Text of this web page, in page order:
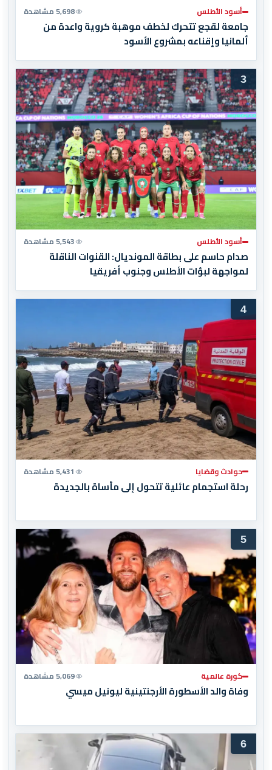
أسود الأطلس 5,698 مشاهدة
جامعة لقجع تتحرك لخطف موهبة كروية واعدة من
ألمانيا وإقناعه بمشروع الأسود
3
أسود الأطلس 5,543 مشاهدة
صدام حاسم على بطاقة المونديال: القنوات الناقلة
لمواجهة لبؤات الأطلس وجنوب أفريقيا
4
حوادث وقضايا 5,431 مشاهدة
رحلة استجمام عائلية تتحول إلى مأساة بالجديدة
5
كورة عالمية 5,069 مشاهدة
وفاة والد الأسطورة الأرجنتينية ليونيل ميسي
6